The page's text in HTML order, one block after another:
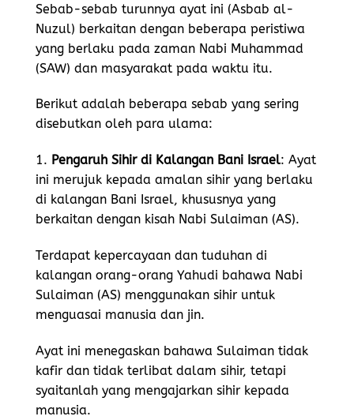
Sebab-sebab turunnya ayat ini (Asbab al-
Nuzul) berkaitan dengan beberapa peristiwa
yang berlaku pada zaman Nabi Muhammad
(SAW) dan masyarakat pada waktu itu.
Berikut adalah beberapa sebab yang sering
disebutkan oleh para ulama:
1. Pengaruh Sihir di Kalangan Bani Israel: Ayat
ini merujuk kepada amalan sihir yang berlaku
di kalangan Bani Israel, khususnya yang
berkaitan dengan kisah Nabi Sulaiman (AS).
Terdapat kepercayaan dan tuduhan di
kalangan orang-orang Yahudi bahawa Nabi
Sulaiman (AS) menggunakan sihir untuk
menguasai manusia dan jin.
Ayat ini menegaskan bahawa Sulaiman tidak
kafir dan tidak terlibat dalam sihir, tetapi
syaitanlah yang mengajarkan sihir kepada
manusia.